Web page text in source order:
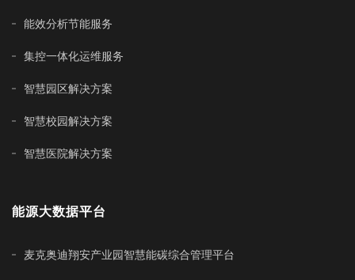
能效分析节能服务
集控一体化运维服务
智慧园区解决方案
智慧校园解决方案
智慧医院解决方案
能源大数据平台
麦克奥迪翔安产业园智慧能碳综合管理平台